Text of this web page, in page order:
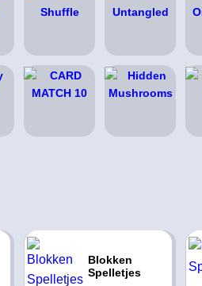
Blokken
Spelletjes